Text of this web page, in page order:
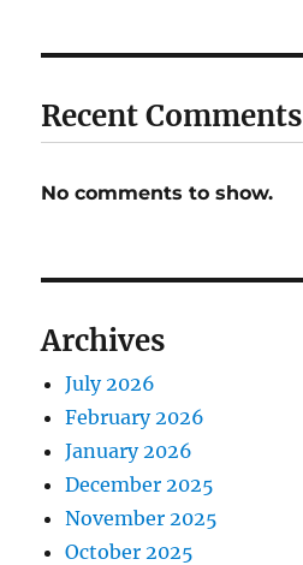
Recent Comments
No comments to show.
Archives
July 2026
February 2026
January 2026
December 2025
November 2025
October 2025